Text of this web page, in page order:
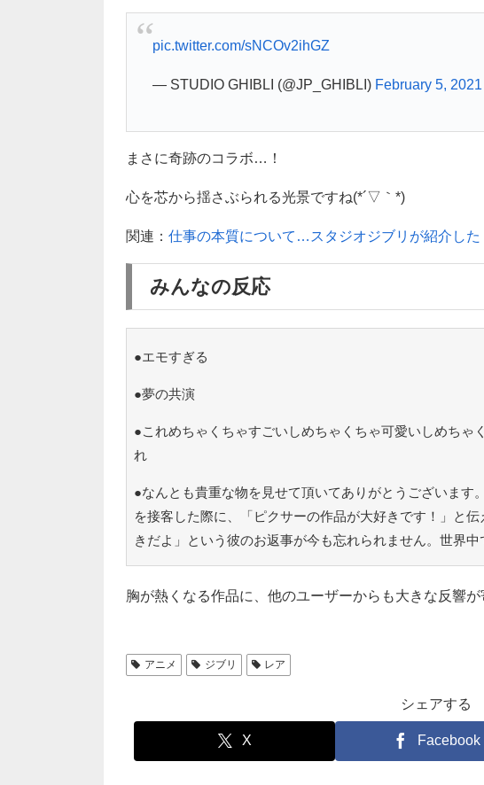
pic.twitter.com/sNCOv2ihGZ
— STUDIO GHIBLI (@JP_GHIBLI) February 5, 2021
まさに奇跡のコラボ…！
心を芯から揺さぶられる光景ですね(*´▽｀*)
関連： 仕事の本質について…スタジオジブリが紹介した
みんなの反応
●エモすぎる
●夢の共演
●これめちゃくちゃすごいしめちゃくちゃ可愛いしめちゃ
れ
●なんとも貴重な物を見せて頂いてありがとうございます
を接客した際に、「ピクサーの作品が大好きです！」と
きだよ」という彼のお返事が今も忘れられません。世界
胸が熱くなる作品に、他のユーザーからも大きな反響が
アニメ ジブリ レア
シェアする
X Facebook